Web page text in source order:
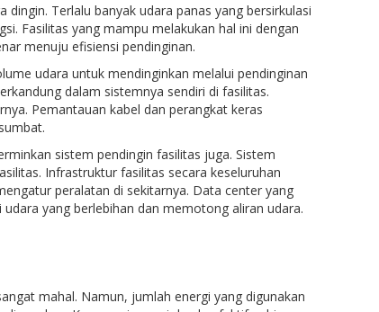
Terlalu banyak udara panas yang bersirkulasi
Fasilitas yang mampu melakukan hal ini dengan
menuju efisiensi pendinginan.
udara untuk mendinginkan melalui pendinginan
dalam sistemnya sendiri di fasilitas.
Pemantauan kabel dan perangkat keras
sistem pendingin fasilitas juga. Sistem
Infrastruktur fasilitas secara keseluruhan
peralatan di sekitarnya. Data center yang
yang berlebihan dan memotong aliran udara.
mahal. Namun, jumlah energi yang digunakan